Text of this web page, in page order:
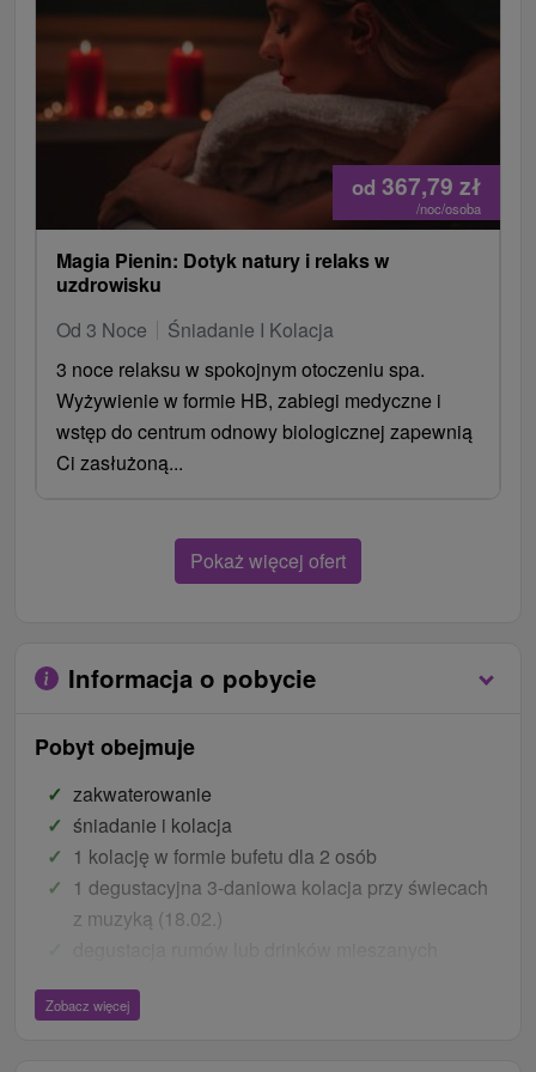
od 367,79 zł
/noc/osoba
Magia Pienin: Dotyk natury i relaks w
uzdrowisku
Od 3 Noce
Śniadanie I Kolacja
3 noce relaksu w spokojnym otoczeniu spa.
Wyżywienie w formie HB, zabiegi medyczne i
wstęp do centrum odnowy biologicznej zapewnią
Ci zasłużoną...
Pokaż więcej ofert
Informacja o pobycie
Pobyt obejmuje
zakwaterowanie
śniadanie i kolacja
1 kolację w formie bufetu dla 2 osób
1 degustacyjna 3-daniowa kolacja przy świecach
z muzyką (18.02.)
nieograniczony dostęp do centrum odnowy
Zobacz więcej